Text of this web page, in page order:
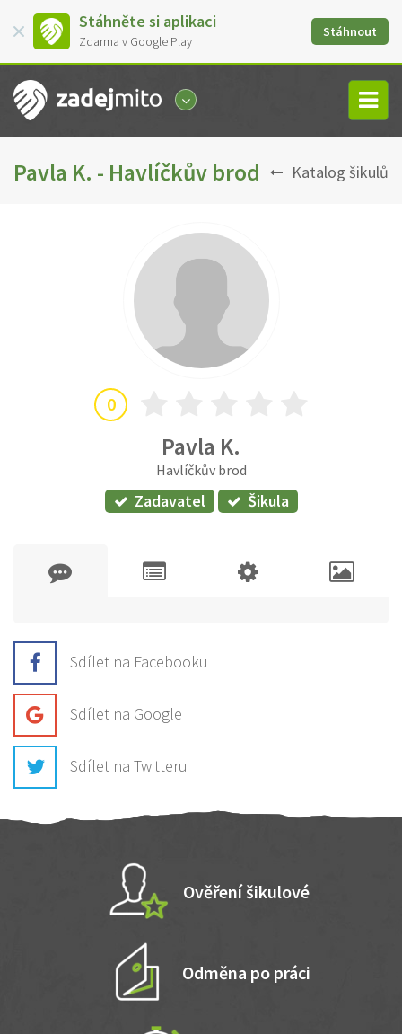
Stáhněte si aplikaci
Zdarma v Google Play
Stáhnout
Pavla K. - Havlíčkův brod Katalog šikulů
0
Pavla K.
Havlíčkův brod
Zadavatel Šikula
Sdílet na Facebooku
Sdílet na Google
Sdílet na Twitteru
Ověření šikulové
Odměna po práci